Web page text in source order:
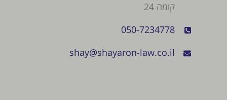
קומה 24
050-7234778
shay@shayaron-law.co.il